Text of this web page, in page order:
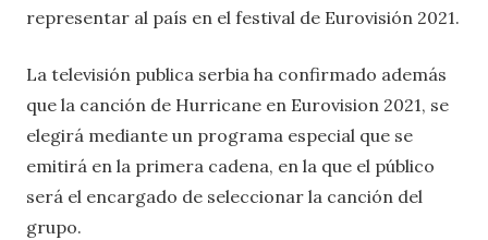
representar al país en el festival de Eurovisión 2021.
La televisión publica serbia ha confirmado además
que la canción de Hurricane en Eurovision 2021, se
elegirá mediante un programa especial que se
emitirá en la primera cadena, en la que el público
será el encargado de seleccionar la canción del
grupo.